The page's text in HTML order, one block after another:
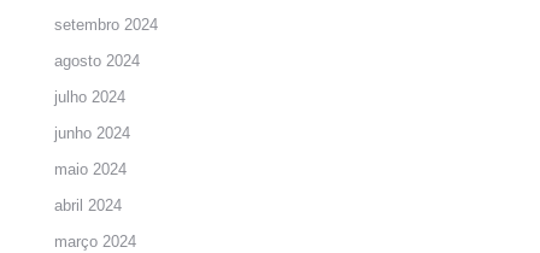
setembro 2024
agosto 2024
julho 2024
junho 2024
maio 2024
abril 2024
março 2024